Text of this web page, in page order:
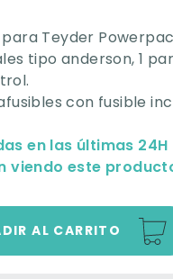
Teyder
tipo anderson, 1
con fusible
en las últimas 24H
viendo este
AL CARRITO